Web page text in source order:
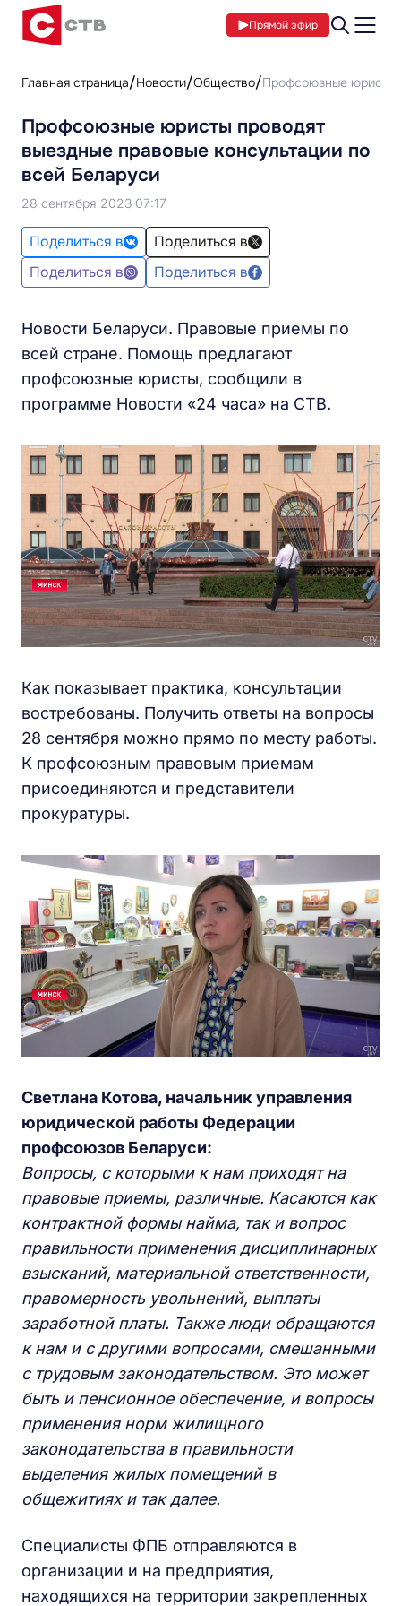
Прямой эфир
Главная страница Новости Общество Профсоюзные юристы
Профсоюзные юристы проводят
выездные правовые консультации по
всей Беларуси
28 сентября 2023 07:17
Поделиться в
Поделиться в
Поделиться в
Поделиться в
Новости Беларуси. Правовые приемы по
всей стране. Помощь предлагают
профсоюзные юристы, сообщили в
программе Новости «24 часа» на СТВ.
Как показывает практика, консультации
востребованы. Получить ответы на вопросы
28 сентября можно прямо по месту работы.
К профсоюзным правовым приемам
присоединяются и представители
прокуратуры.
Светлана Котова, начальник управления
юридической работы Федерации
профсоюзов Беларуси:
Вопросы, с которыми к нам приходят на
правовые приемы, различные. Касаются как
контрактной формы найма, так и вопрос
правильности применения дисциплинарных
взысканий, материальной ответственности,
правомерность увольнений, выплаты
заработной платы. Также люди обращаются
к нам и с другими вопросами, смешанными
с трудовым законодательством. Это может
быть и пенсионное обеспечение, и вопросы
применения норм жилищного
законодательства в правильности
выделения жилых помещений в
общежитиях и так далее.
Специалисты ФПБ отправляются в
организации и на предприятия,
находящихся на территории закрепленных